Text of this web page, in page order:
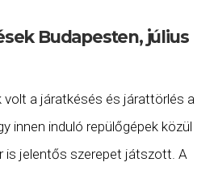
Budapesten, július
volt a járatkésés és járattörlés a
innen induló repülőgépek közül
is jelentős szerepet játszott. A